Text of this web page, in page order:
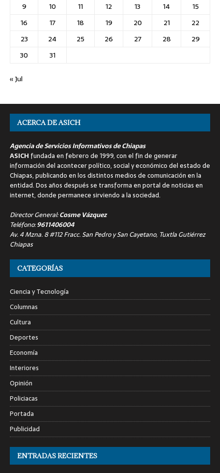
9
10 11 12 13 14
15
16
17 18 19 20 21
22
23
24 25 26 27 28
29
30
31
« Jul
ACERCA DE ASICH
Agencia de Servicios Informativos de Chiapas
ASICH fundada en febrero de 1999, con el fin de generar
información del acontecer político, social y económico del estado de
Chiapas, publicando en los distintos medios de comunicación en la
entidad. Dos años después se transforma en portal de noticias en
internet, donde permanece sirviendo a la sociedad.
Director General:Cosme Vázquez
Teléfono:9611406004
Av. 4 Mzna. 8 #112 Fracc. San Pedro y San Cayetano, Tuxtla Gutiérrez
Chiapas
CATEGORÍAS
Ciencia y Tecnología
Columnas
Cultura
Deportes
Economía
Interiores
Opinión
Policiacas
Portada
Publicidad
ENTRADAS RECIENTES